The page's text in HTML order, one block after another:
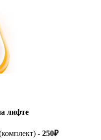
лифте
- 250₽